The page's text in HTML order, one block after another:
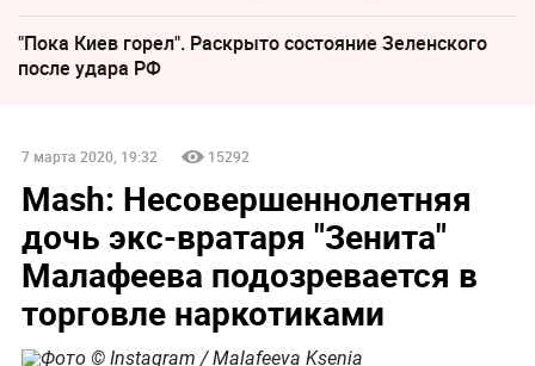
"Пока Киев горел". Раскрыто состояние Зеленского
после удара РФ
7 марта 2020, 19:32 15292
Mash: Несовершеннолетняя
дочь экс-вратаря "Зенита"
Малафеева подозревается в
торговле наркотиками